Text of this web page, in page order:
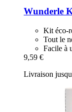
Wunderle
Kit éco-
Tout le
Facile à
9,59 €
Livraison